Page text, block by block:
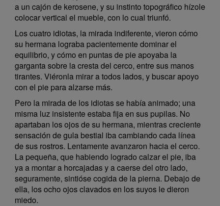
a un cajón de kerosene, y su instinto topográfico hízole
colocar vertical el mueble, con lo cual triunfó.
Los cuatro idiotas, la mirada indiferente, vieron cómo
su hermana lograba pacientemente dominar el
equilibrio, y cómo en puntas de pie apoyaba la
garganta sobre la cresta del cerco, entre sus manos
tirantes. Viéronla mirar a todos lados, y buscar apoyo
con el pie para alzarse más.
Pero la mirada de los idiotas se había animado; una
misma luz insistente estaba fija en sus pupilas. No
apartaban los ojos de su hermana, mientras creciente
sensación de gula bestial iba cambiando cada línea
de sus rostros. Lentamente avanzaron hacia el cerco.
La pequeña, que habiendo logrado calzar el pie, iba
ya a montar a horcajadas y a caerse del otro lado,
seguramente, sintióse cogida de la pierna. Debajo de
ella, los ocho ojos clavados en los suyos le dieron
miedo.